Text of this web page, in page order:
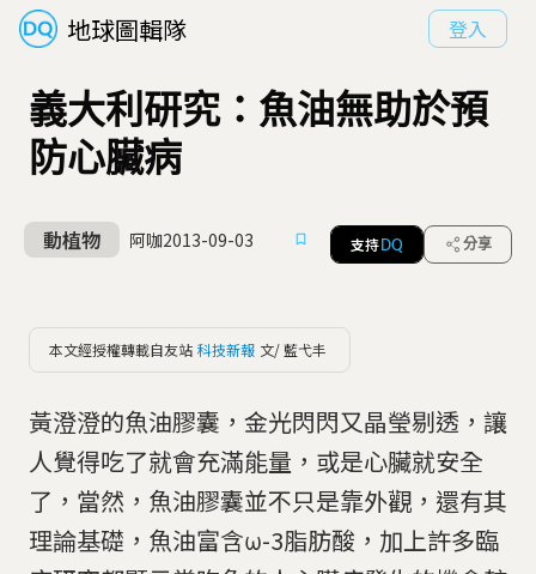
地球圖輯隊 登入
義大利研究：魚油無助於預
防心臟病
動植物 阿咖2013-09-03 支持 DQ 分享
本文經授權轉載自友站 科技新報 文/ 藍弋丰
黃澄澄的魚油膠囊，金光閃閃又晶瑩剔透，讓
人覺得吃了就會充滿能量，或是心臟就安全
了，當然，魚油膠囊並不只是靠外觀，還有其
理論基礎，魚油富含ω-3脂肪酸，加上許多臨